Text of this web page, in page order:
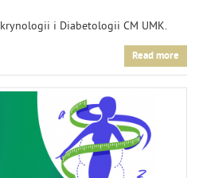
i Diabetologii CM UMK.
Read more